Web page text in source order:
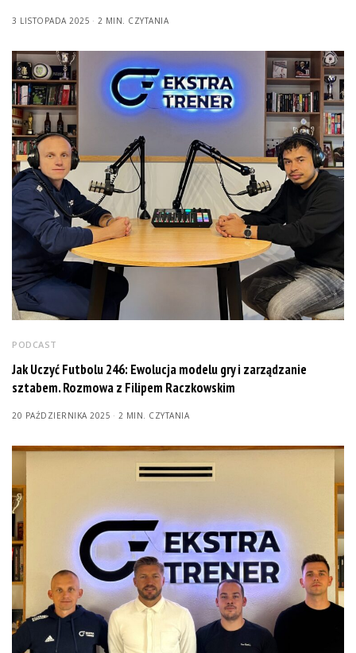
3 LISTOPADA 2025 2 MIN. CZYTANIA
PODCAST
Jak Uczyć Futbolu 246: Ewolucja modelu gry i zarządzanie
sztabem. Rozmowa z Filipem Raczkowskim
20 PAŹDZIERNIKA 2025 2 MIN. CZYTANIA